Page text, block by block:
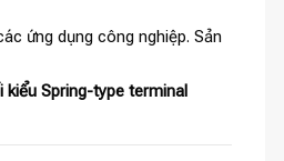
ứng dụng công nghiệp. Sản
kiểu Spring-type terminal